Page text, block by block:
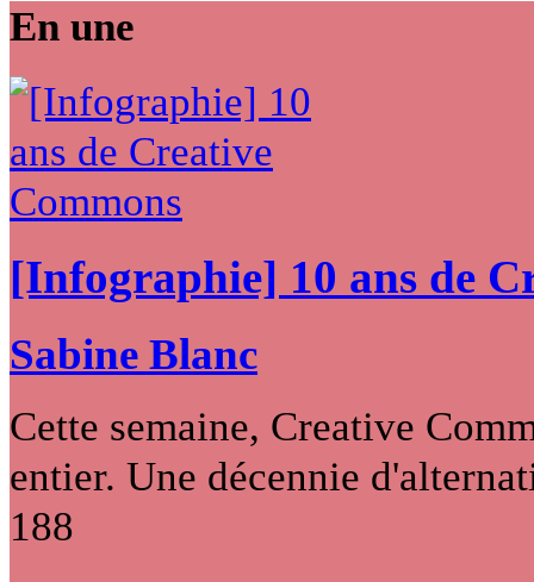
En une
[Infographie] 10 ans de
Sabine Blanc
Cette semaine, Creative
entier. Une décennie
188